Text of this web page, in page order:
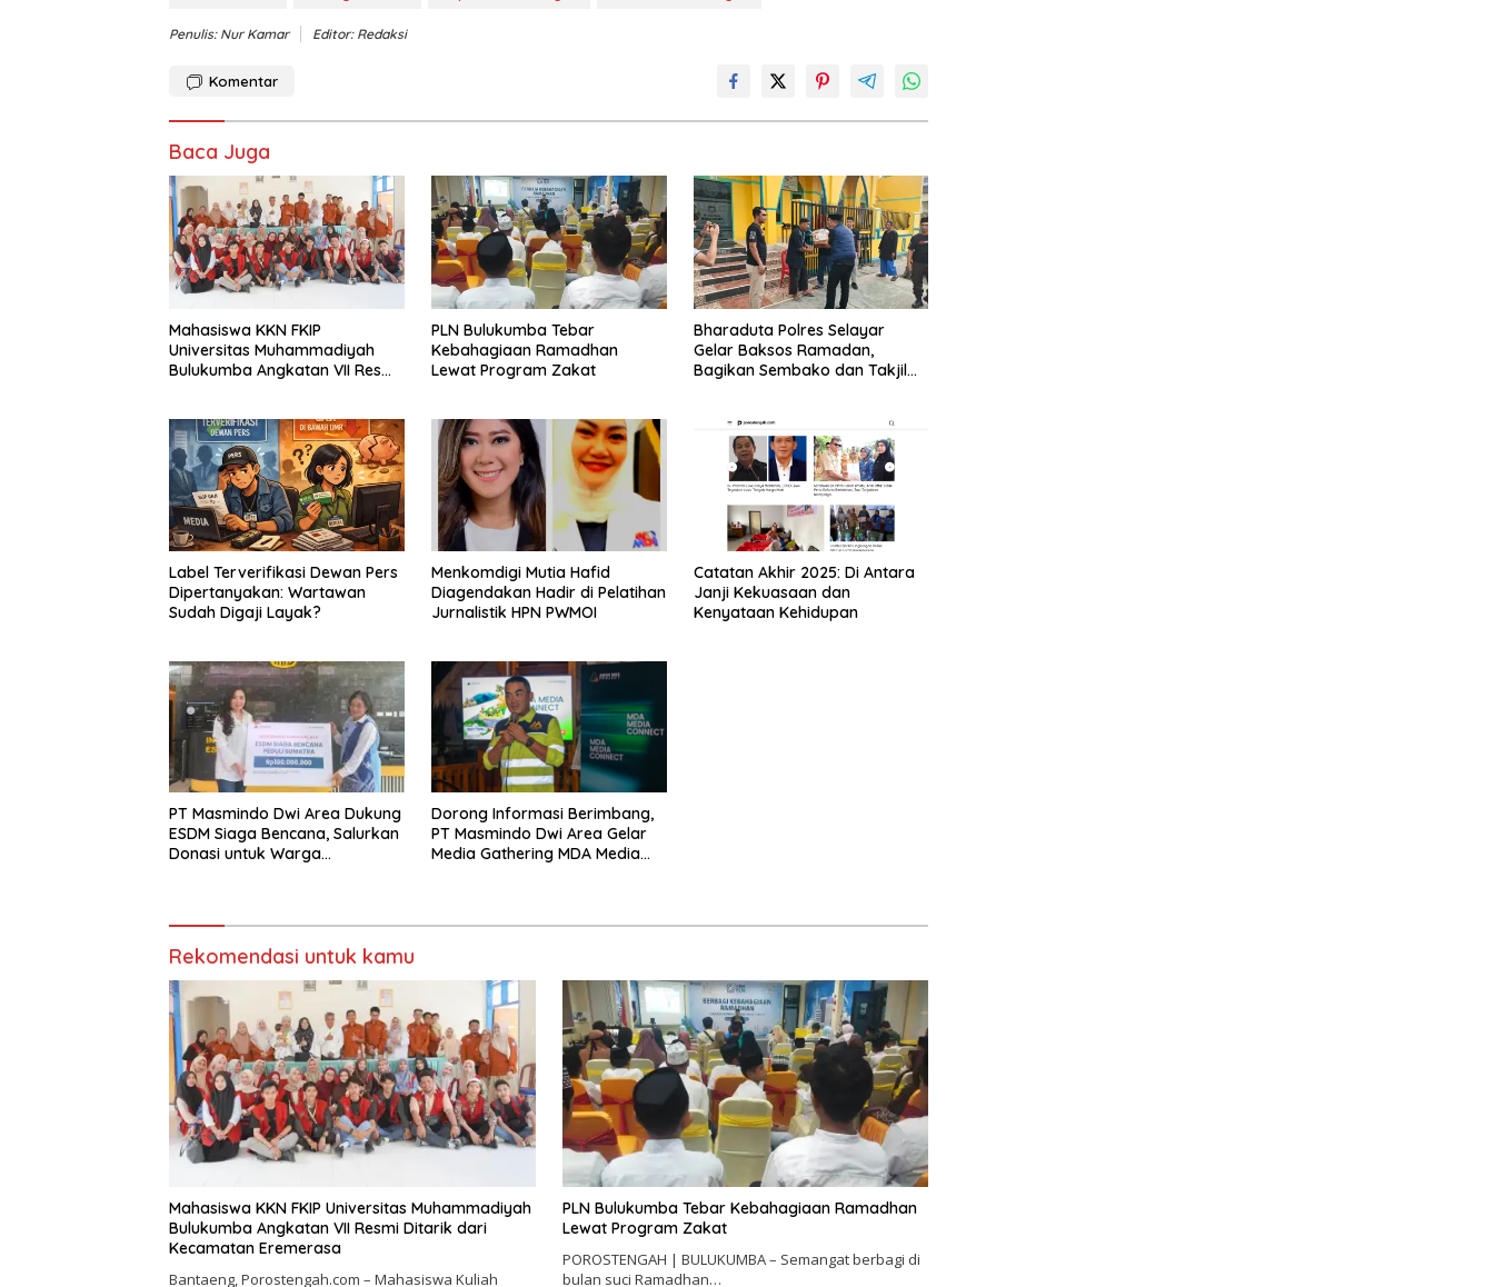
Penulis: Nur Kamar Editor: Redaksi
Komentar
Baca Juga
Mahasiswa KKN FKIP
Universitas Muhammadiyah
Bulukumba Angkatan VII Resmi
PLN Bulukumba Tebar
Kebahagiaan Ramadhan
Lewat Program Zakat
Bharaduta Polres Selayar
Gelar Baksos Ramadan,
Bagikan Sembako dan Takjil
Label Terverifikasi Dewan Pers
Dipertanyakan: Wartawan
Sudah Digaji Layak?
Menkomdigi Mutia Hafid
Diagendakan Hadir di Pelatihan
Jurnalistik HPN PWMOI
‎Catatan Akhir 2025: Di Antara
Janji Kekuasaan dan
Kenyataan Kehidupan
PT Masmindo Dwi Area Dukung
ESDM Siaga Bencana, Salurkan
Donasi untuk Warga
‎Dorong Informasi Berimbang,
PT Masmindo Dwi Area Gelar
Media Gathering MDA Media
Rekomendasi untuk kamu
Mahasiswa KKN FKIP Universitas Muhammadiyah
Bulukumba Angkatan VII Resmi Ditarik dari
Kecamatan Eremerasa
Bantaeng, Porostengah.com – Mahasiswa Kuliah
PLN Bulukumba Tebar Kebahagiaan Ramadhan
Lewat Program Zakat
POROSTENGAH | BULUKUMBA – Semangat berbagi di
bulan suci Ramadhan…